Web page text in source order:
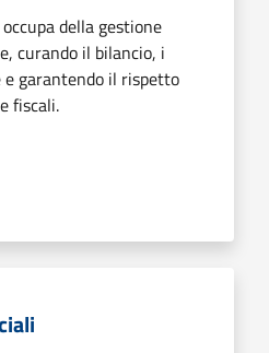
della gestione
curando il bilancio, i
garantendo il rispetto
fiscali.